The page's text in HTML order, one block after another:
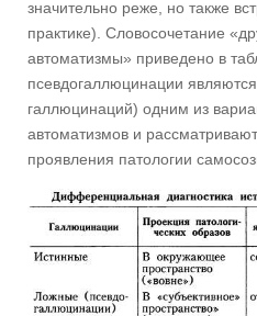
значительно реже, но также
практике). Словосочетание
автоматизмы» приведено в
псевдогаллюцинации
галлюцинаций) одним из
автоматизмов и
проявления патологии